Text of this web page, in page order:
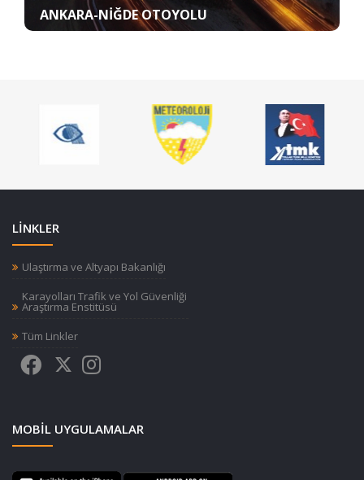
ANKARA-NIĞDE OTOYOLU
LİNKLER
Ulaştırma ve Altyapı Bakanlığı
Karayolları Trafik ve Yol Güvenliği
Araştırma Enstitüsü
Tüm Linkler
MOBIL UYGULAMALAR